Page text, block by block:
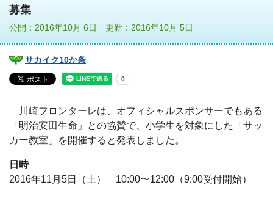
募集
公開：2016年10月 6日 更新：2016年10月 5日
サカイク10か条
川崎フロンターレは、オフィシャルスポンサーでもある
「明治安田生命」との協賛で、小学生を対象にした「サッ
カー教室」を開催すると発表しました。
日時
2016年11月5日（土） 10:00〜12:00（9:00受付開始）